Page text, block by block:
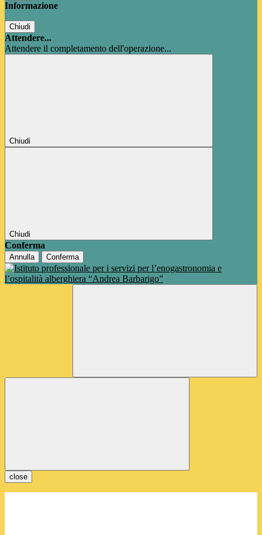
Informazione
Chiudi
Attendere...
Attendere il completamento dell'operazione...
Chiudi
Chiudi
Conferma
Annulla Conferma
close